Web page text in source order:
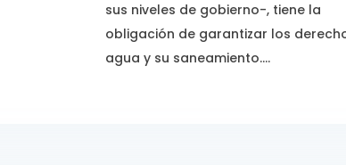
sus niveles de gobierno-, tiene la
obligación de garantizar los
agua y su saneamiento….